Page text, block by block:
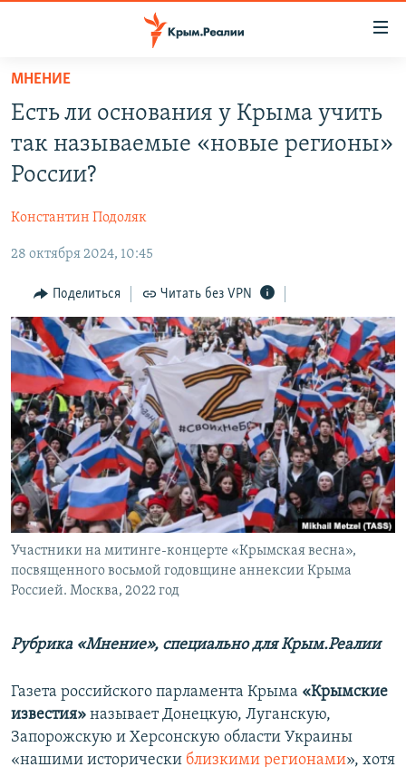
Вернуться
основному
содержанию
Вернутся
главной
Вернутся
поиску
11 ЛЕТ ОККУПАЦИИ КРЫМА. 11 ИСТОРИЙ СОПРОТИВЛЕНИЯ
ВОДА
ЕЩЕ
ИНТЕРАКТИВ
ИНФОГРАФИКА
ТЕЛЕПРОЕКТ КРЫМ.РЕАЛИИ
СОВЕТЫ ПРАВОЗАЩИТНИКОВ
ПРОПАВШИЕ БЕЗ ВЕСТИ
ПОБЕДИТЕЛЕЙ НЕ СУДЯТ?
КРЫМ.НЕПОКОРЕННЫЙ
ELIFBE
УКРАИНСКАЯ ПРОБЛЕМА КРЫМА
РАДІО СВОБОДА
КАК ОБОЙТИ БЛОКИРОВКУ
Українською
Qırımtatar
ПРИСОЕДИНЯЙТЕСЬ!
Все сайты RFE/RL
МНЕНИЕ
Есть ли основания у Крыма учить
так называемые «новые регионы»
России?
Константин Подоляк
28 октября 2024, 10:45
Поделиться Читать без VPN
Участники на митинге-концерте «Крымская весна»,
посвященного восьмой годовщине аннексии Крыма
Россией. Москва, 2022 год
Рубрика «Мнение», специально для Крым.Реалии
Газета российского парламента Крыма «Крымские
известия» называет Донецкую, Луганскую,
Запорожскую и Херсонскую области Украины
«нашими исторически близкими регионами», хотя